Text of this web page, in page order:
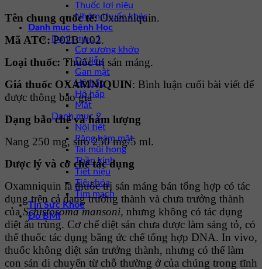
Thuốc lợi niệu
Nhóm thuốc khác
Danh mục bệnh Học
Danh mục 1
Cơ xương khớp
Da liễu
Gan mật
Hô hấp
Hô hấp
Mắt
Danh mục 2
Nội tiết
Răng hàm mặt
Tai mũi họng
Thần kinh
Tiết niệu
Tiêu hóa
Tim mạch
Tin Sức Khỏe
Đo BMI
Tên chung quốc tế:Oxamniquin.
Mã ATC:P02B A02.
Loại thuốc: Thuốc trị sán máng.
Giá thuốc OXAMNIQUIN: Bình luận cuối bài viết để
được thông báo giá
Dạng bào chế và hàm lượng
Nang 250 mg, siro 250 mg/5 ml.
Dược lý và cơ chế tác dụng
Oxamniquin là thuốc trị sán máng bán tổng hợp có tác
dụng trên cả dạng trưởng thành và chưa trưởng thành
của Schistosoma mansoni, nhưng không có tác dụng
diệt ấu trùng. Cơ chế diệt sán chưa được làm sáng tỏ, có
thể thuốc tác dụng bằng ức chế tổng hợp DNA. In vivo,
thuốc không diệt sán trưởng thành, nhưng có thể làm
con sán di chuyển từ chỗ thường ở của chúng trong tĩnh